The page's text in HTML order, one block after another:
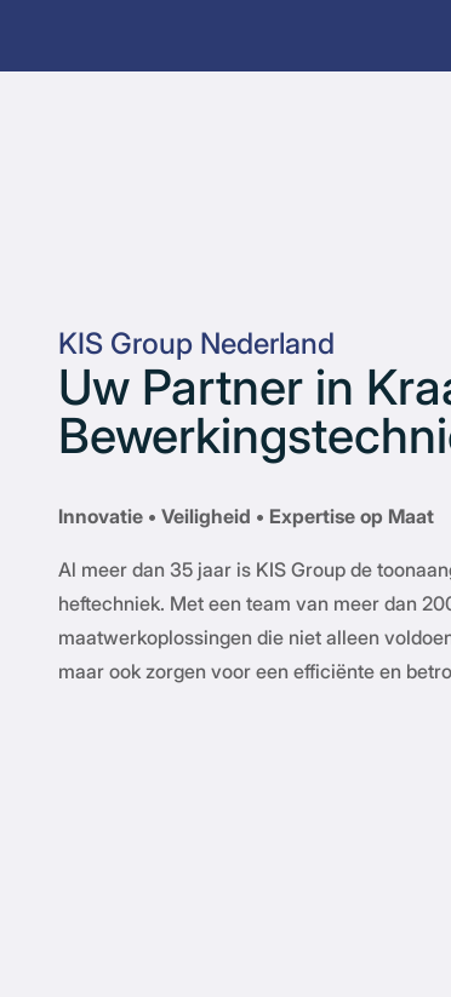
Uw Partner in
KIS Group Nederland
Innovatie • Veiligheid • Expertise op Maat
Al meer dan 35 jaar is KIS Group de
heftechniek. Met een team van meer dan
maatwerkoplossingen die niet alleen
maar ook zorgen voor een efficiënte en